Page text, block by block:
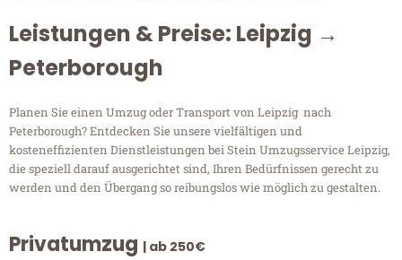
Leistungen & Preise: Leipzig →
Peterborough
Planen Sie einen Umzug oder Transport von Leipzig nach
Peterborough? Entdecken Sie unsere vielfältigen und
kosteneffizienten Dienstleistungen bei Stein Umzugsservice Leipzig,
die speziell darauf ausgerichtet sind, Ihren Bedürfnissen gerecht zu
werden und den Übergang so reibungslos wie möglich zu gestalten.
Privatumzug | ab 250€